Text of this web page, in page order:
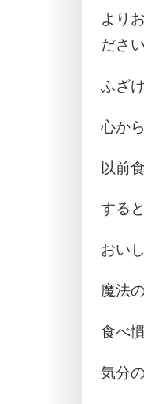
より
ださい
ふざ
心か
以前
する
おい
魔法
食べ
気分